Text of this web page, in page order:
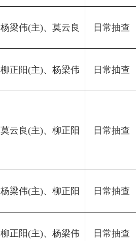
杨梁伟(主)、莫云良 日常抽查
柳正阳(主)、杨梁伟 日常抽查
莫云良(主)、柳正阳 日常抽查
杨梁伟(主)、柳正阳 日常抽查
柳正阳(主)、杨梁伟 日常抽查